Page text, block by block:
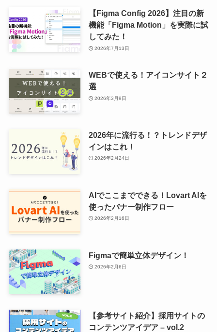
【Figma Config 2026】注目の新
機能「Figma Motion」を実際に試
してみた！
2026年7月13日
WEBで使える！アイコンサイト２
選
2026年3月9日
2026年に流行る！？トレンドデザ
インはこれ！
2026年2月24日
AIでここまでできる！Lovart AIを
使ったバナー制作フロー
2026年2月16日
Figmaで簡単立体デザイン！
2026年2月6日
【参考サイト紹介】採用サイトの
コンテンツアイデア – vol.2